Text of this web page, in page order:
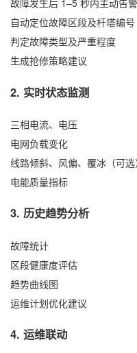
故障发生后 1–5 秒内主动告警
自动定位故障区段及杆塔编号
判定故障类型及严重程度
生成抢修策略建议
2. 实时状态监测
三相电流、电压
电网负载变化
线路倾斜、风偏、覆冰（可选
电能质量指标
3. 历史趋势分析
故障统计
区段健康度评估
趋势曲线图
运维计划优化建议
4. 运维联动